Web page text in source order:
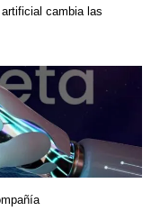
cambia las